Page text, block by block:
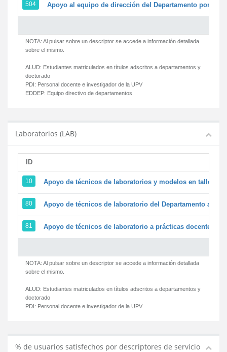
504 Apoyo al equipo de dirección del Departamento por
NOTA: Al pulsar sobre un descriptor se accede a información detallada
sobre el mismo.
ALUD: Estudiantes matriculados en títulos adscritos a departamentos y
doctorado
PDI: Personal docente e investigador de la UPV
EDDEP: Equipo directivo de departamentos
Laboratorios (LAB)
ID
10 Apoyo de técnicos de laboratorios y modelos en
80 Apoyo de técnicos de laboratorio del Departamento a la
81 Apoyo de técnicos de laboratorio a prácticas docentes y
NOTA: Al pulsar sobre un descriptor se accede a información detallada
sobre el mismo.
ALUD: Estudiantes matriculados en títulos adscritos a departamentos y
doctorado
PDI: Personal docente e investigador de la UPV
% de usuarios satisfechos por descriptores de servicio